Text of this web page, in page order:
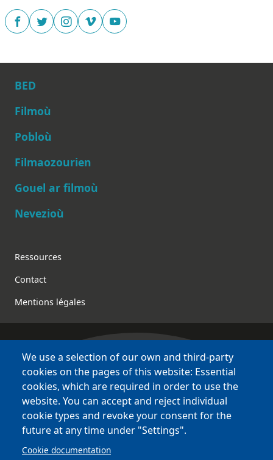
Main navigation
BED
Filmoù
Pobloù
Filmaozourien
Gouel ar filmoù
Nevezioù
Footer
Ressources
Contact
Mentions légales
Bretagne Culture Diversité
des sites variés !
Sites
BCD
Bazhvalan
Bécédia
BED
We use a selection of our own and third-party
cookies on the pages of this website: Essential
cookies, which are required in order to use the
website. You can accept and reject individual
cookie types and revoke your consent for the
future at any time under "Settings".
Cookie documentation